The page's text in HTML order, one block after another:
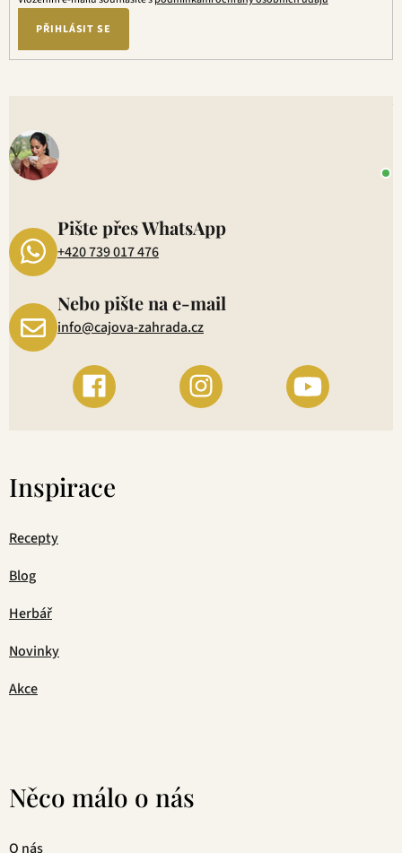
PŘIHLÁSIT SE
Pište přes WhatsApp
+420 739 017 476
Nebo pište na e-mail
info@cajova-zahrada.cz
Inspirace
Recepty
Blog
Herbář
Novinky
Akce
Něco málo o nás
O nás